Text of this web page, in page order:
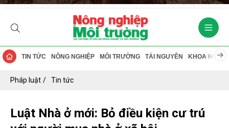
TIN TỨC NÔNG NGHIỆP MÔI TRƯỜNG TÀI NGUYÊN KHOA HỌC
Pháp luật Tin tức
Luật Nhà ở mới: Bỏ điều kiện cư trú